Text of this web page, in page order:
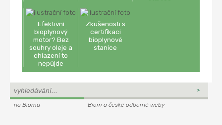
Efektivní
bioplynový
motor? Bez
souhry oleje a
chlazení to
nepůjde
Zkušenosti s
certifikací
bioplynové
stanice
na Biomu Biom a české odborné weby